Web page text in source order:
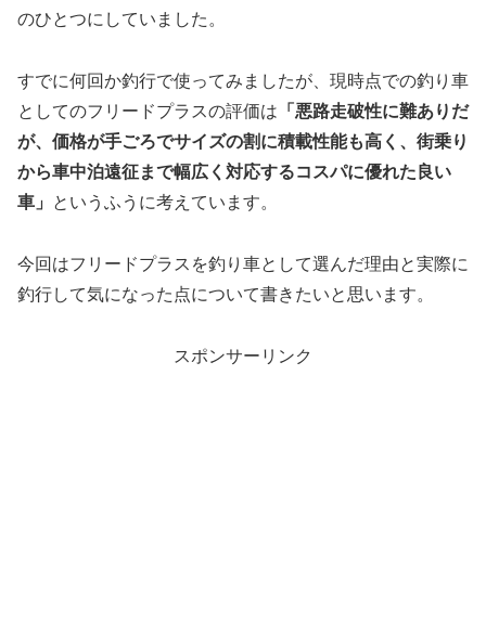
のひとつにしていました。
すでに何回か釣行で使ってみましたが、現時点での釣り車
としてのフリードプラスの評価は 「悪路走破性に難ありだ
が、価格が手ごろでサイズの割に積載性能も高く、街乗り
から車中泊遠征まで幅広く対応するコスパに優れた良い
車」
というふうに考えています。
今回はフリードプラスを釣り車として選んだ理由と実際に
釣行して気になった点について書きたいと思います。
スポンサーリンク